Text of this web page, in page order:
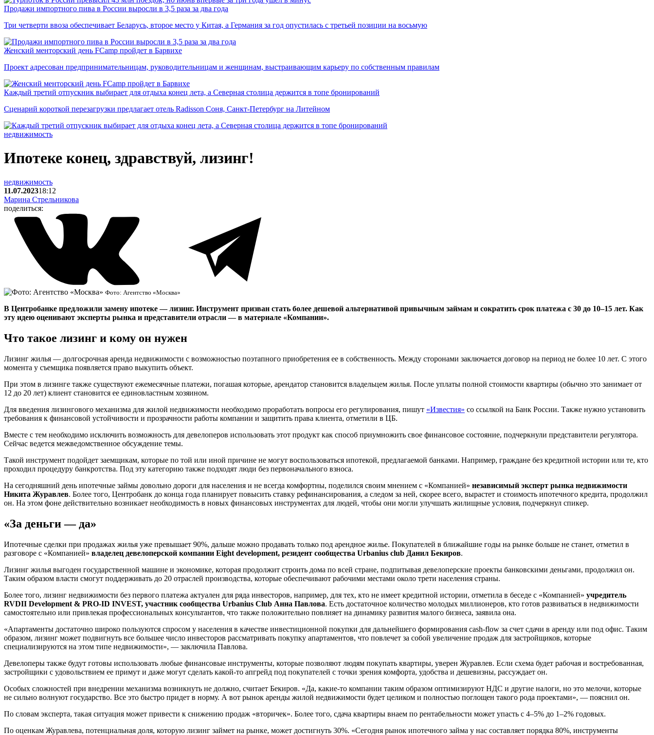
Продажи импортного пива в России выросли в 3,5 раза за два года
Три четверти ввоза обеспечивает Беларусь, второе место у Китая, а Германия за год опустилась с третьей позиции на восьмую
Женский менторский день FCamp пройдет в Барвихе
Проект адресован предпринимательницам, руководительницам и женщинам, выстраивающим карьеру по собственным правилам
Каждый третий отпускник выбирает для отдыха конец лета, а Северная столица держится в топе бронирований
Сценарий короткой перезагрузки предлагает отель Radisson Соня, Санкт-Петербург на Литейном
недвижимость
Ипотеке конец, здравствуй, лизинг!
недвижимость
11.07.202318:12
Марина Стрельникова
поделиться:
Фото: Агентство «Москва»
В Центробанке предложили замену ипотеке — лизинг. Инструмент призван стать более дешевой альтернативой привычным займам и сократить срок платежа с 30 до 10–15 лет. Как
эту идею оценивают эксперты рынка и представители отрасли — в материале «Компании».
Что такое лизинг и кому он нужен
Лизинг жилья — долгосрочная аренда недвижимости с возможностью поэтапного приобретения ее в собственность. Между сторонами заключается договор на период не более 10 лет. С этого
момента у съемщика появляется право выкупить объект.
При этом в лизинге также существуют ежемесячные платежи, погашая которые, арендатор становится владельцем жилья. После уплаты полной стоимости квартиры (обычно это занимает от
12 до 20 лет) клиент становится ее единовластным хозяином.
Для введения лизингового механизма для жилой недвижимости необходимо проработать вопросы его регулирования, пишут «Известия» со ссылкой на Банк России. Также нужно установить
требования к финансовой устойчивости и прозрачности работы компании и защитить права клиента, отметили в ЦБ.
Вместе с тем необходимо исключить возможность для девелоперов использовать этот продукт как способ приумножить свое финансовое состояние, подчеркнули представители регулятора.
Сейчас ведется межведомственное обсуждение темы.
Такой инструмент подойдет заемщикам, которые по той или иной причине не могут воспользоваться ипотекой, предлагаемой банками. Например, граждане без кредитной истории или те, кто
проходил процедуру банкротства. Под эту категорию также подходят люди без первоначального взноса.
На сегодняшний день ипотечные займы довольно дороги для населения и не всегда комфортны, поделился своим мнением с «Компанией» независимый эксперт рынка недвижимости
Никита Журавлев. Более того, Центробанк до конца года планирует повысить ставку рефинансирования, а следом за ней, скорее всего, вырастет и стоимость ипотечного кредита, продолжил
он. На этом фоне действительно возникает необходимость в новых финансовых инструментах для людей, чтобы они могли улучшать жилищные условия, подчеркнул спикер.
«За деньги — да»
Ипотечные сделки при продажах жилья уже превышает 90%, дальше можно продавать только под арендное жилье. Покупателей в ближайшие годы на рынке больше не станет, отметил в
разговоре с «Компанией» владелец девелоперской компании Eight development, резидент сообщества Urbanius club Данил Бекиров.
Лизинг жилья выгоден государственной машине и экономике, которая продолжит строить дома по всей стране, подпитывая девелоперские проекты банковскими деньгами, продолжил он.
Таким образом власти смогут поддерживать до 20 отраслей производства, которые обеспечивают рабочими местами около трети населения страны.
Более того, лизинг недвижимости без первого платежа актуален для ряда инвесторов, например, для тех, кто не имеет кредитной истории, отметила в беседе с «Компанией» учредитель
RVDII Development & PRO-ID INVEST, участник сообщества Urbanius Club Анна Павлова. Есть достаточное количество молодых миллионеров, кто готов развиваться в недвижимости
самостоятельно или привлекая профессиональных консультантов, что также положительно повлияет на динамику развития малого бизнеса, заявила она.
«Апартаменты достаточно широко пользуются спросом у населения в качестве инвестиционной покупки для дальнейшего формирования cash-flow за счет сдачи в аренду или под офис. Таким
образом, лизинг может подвигнуть все большее число инвесторов рассматривать покупку апартаментов, что повлечет за собой увеличение продаж для застройщиков, которые
специализируются на этом типе недвижимости», — заключила Павлова.
Девелоперы также будут готовы использовать любые финансовые инструменты, которые позволяют людям покупать квартиры, уверен Журавлев. Если схема будет рабочая и востребованная,
застройщики с удовольствием ее примут и даже могут сделать какой-то апгрейд под покупателей с точки зрения комфорта, удобства и дешевизны, рассуждает он.
Особых сложностей при внедрении механизма возникнуть не должно, считает Бекиров. «Да, какие-то компании таким образом оптимизируют НДС и другие налоги, но это мелочи, которые
не сильно волнуют государство. Все это быстро придет в норму. А вот рынок аренды жилой недвижимости будет целиком и полностью поглощен такого рода проектами», — пояснил он.
По словам эксперта, такая ситуация может привести к снижению продаж «вторичек». Более того, сдача квартиры внаем по рентабельности может упасть с 4–5% до 1–2% годовых.
По оценкам Журавлева, потенциальная доля, которую лизинг займет на рынке, может достигнуть 30%. «Сегодня рынок ипотечного займа у нас составляет порядка 80%, инструменты